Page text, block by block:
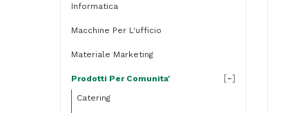
Informatica
Macchine Per L'ufficio
Materiale Marketing
Prodotti Per Comunita'
Catering
[-]